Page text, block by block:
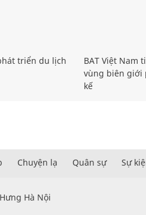
triển du lịch
BAT Việt Nam
vùng biên giới
kế
Chuyện lạ Quân sự Sự
Hà Nội